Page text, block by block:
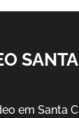
em Santa